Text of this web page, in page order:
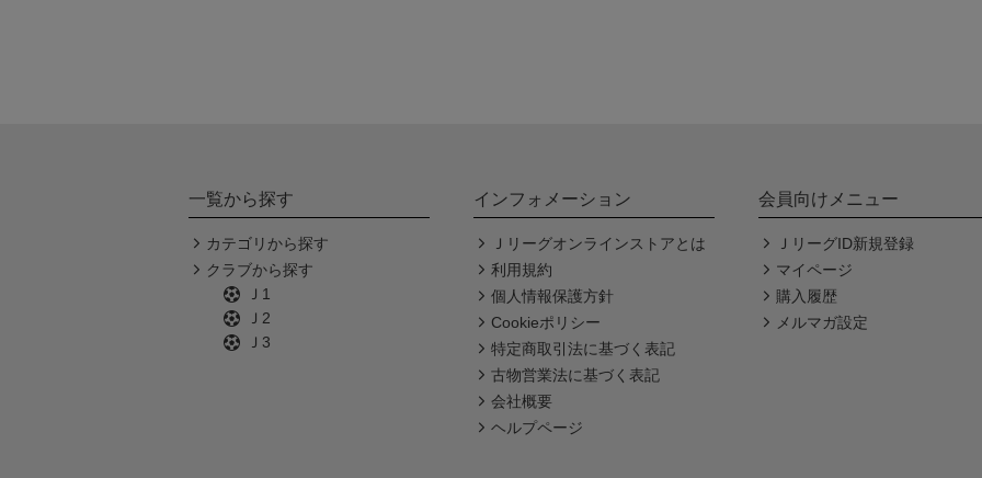
一覧から探す
カテゴリから探す
クラブから探す
Ｊ1
Ｊ2
Ｊ3
インフォメーション
Ｊリーグオンラインストアとは
利用規約
個人情報保護方針
Cookieポリシー
特定商取引法に基づく表記
古物営業法に基づく表記
会社概要
ヘルプページ
会員向けメニュー
ＪリーグID新規登録
マイページ
購入履歴
メルマガ設定